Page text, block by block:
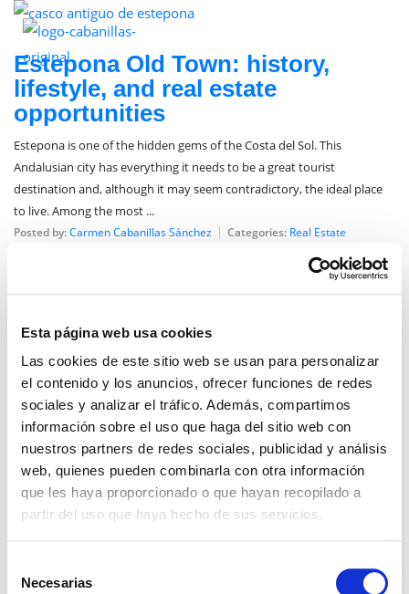
Esta página web usa cookies
Las cookies de este sitio web se usan para personalizar
el contenido y los anuncios, ofrecer funciones de redes
sociales y analizar el tráfico. Además, compartimos
información sobre el uso que haga del sitio web con
nuestros partners de redes sociales, publicidad y análisis
web, quienes pueden combinarla con otra información
que les haya proporcionado o que hayan recopilado a
partir del uso que haya hecho de sus servicios.
Necesarias
Estepona Old Town: history,
lifestyle, and real estate
opportunities
Estepona is one of the hidden gems of the Costa del Sol. This
Andalusian city has everything it needs to be a great tourist
destination and, although it may seem contradictory, the ideal place
to live. Among the most ...
Posted by:Carmen Cabanillas Sánchez Categories: Real Estate
Properties